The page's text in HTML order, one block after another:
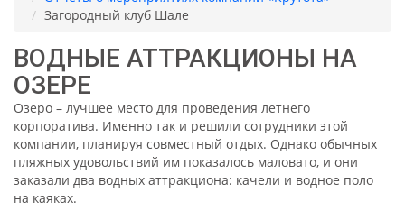
Загородный клуб Шале
ВОДНЫЕ АТТРАКЦИОНЫ НА
ОЗЕРЕ
Озеро – лучшее место для проведения летнего
корпоратива. Именно так и решили сотрудники этой
компании, планируя совместный отдых. Однако обычных
пляжных удовольствий им показалось маловато, и они
заказали два водных аттракциона: качели и водное поло
на каяках.